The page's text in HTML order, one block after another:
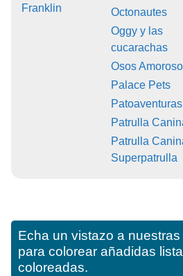
Franklin
Octonautes
Oggy y las
cucarachas
Osos
Palace Pets
Patoaventuras
Patrulla
Patrulla
Superpatrulla
Echa un vistazo a
para colorear añadidas
coloreadas.